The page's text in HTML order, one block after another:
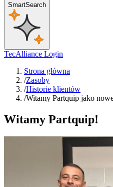
SmartSearch
TecAlliance Login
Strona główna
/Zasoby
/Historie klientów
/Witamy Partquip jako
Witamy Partquip!